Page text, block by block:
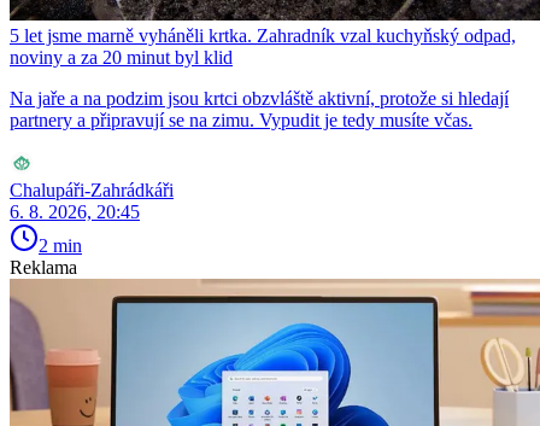
5 let jsme marně vyháněli krtka. Zahradník vzal kuchyňský odpad,
noviny a za 20 minut byl klid
Na jaře a na podzim jsou krtci obzvláště aktivní, protože si hledají
partnery a připravují se na zimu. Vypudit je tedy musíte včas.
Chalupáři-Zahrádkáři
6. 8. 2026, 20:45
2 min
Reklama